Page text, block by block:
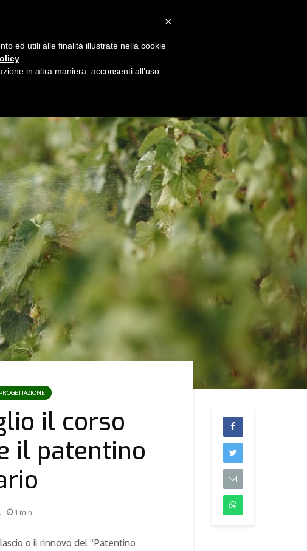
NEWS
il corso
il patentino
1 min.
o il rinnovo del “Patentino
×
ed utili alle finalità illustrate nella cookie
in altra maniera, acconsenti all’uso